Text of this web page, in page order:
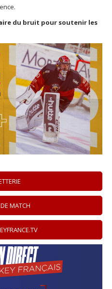
du bruit pour soutenir les
MATCH